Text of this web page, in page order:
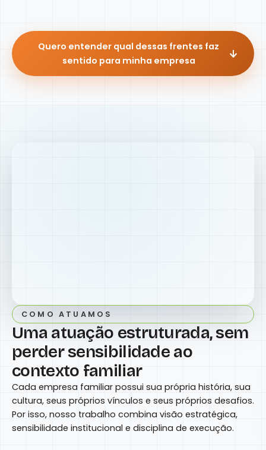
Quero entender qual dessas frentes faz
sentido para minha empresa
COMO ATUAMOS
Uma atuação estruturada, sem
perder sensibilidade ao
contexto familiar
Cada empresa familiar possui sua própria história, sua
cultura, seus próprios vínculos e seus próprios desafios.
Por isso, nosso trabalho combina visão estratégica,
sensibilidade institucional e disciplina de execução.